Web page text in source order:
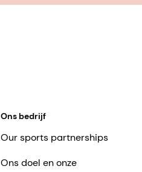
Ons bedrijf
Our sports partnerships
Ons doel en onze